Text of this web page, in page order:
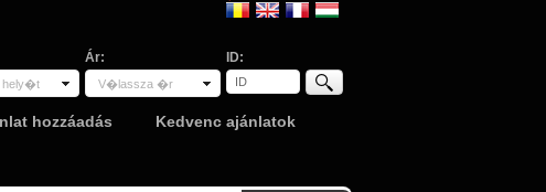
hely�t
Ár:
V�lassza �r
ID:
hozzáadás Kedvenc ajánlatok